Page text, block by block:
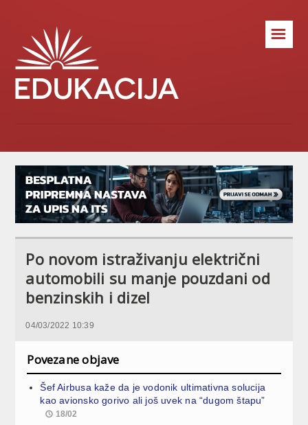
☰
Po novom istraživanju električni
automobili su manje pouzdani od
benzinskih i dizel
04/03/2022 10:39
Povezane objave
Šef Airbusa kaže da je vodonik ultimativna solucija
kao avionsko gorivo ali još uvek na “dugom štapu”
18/02